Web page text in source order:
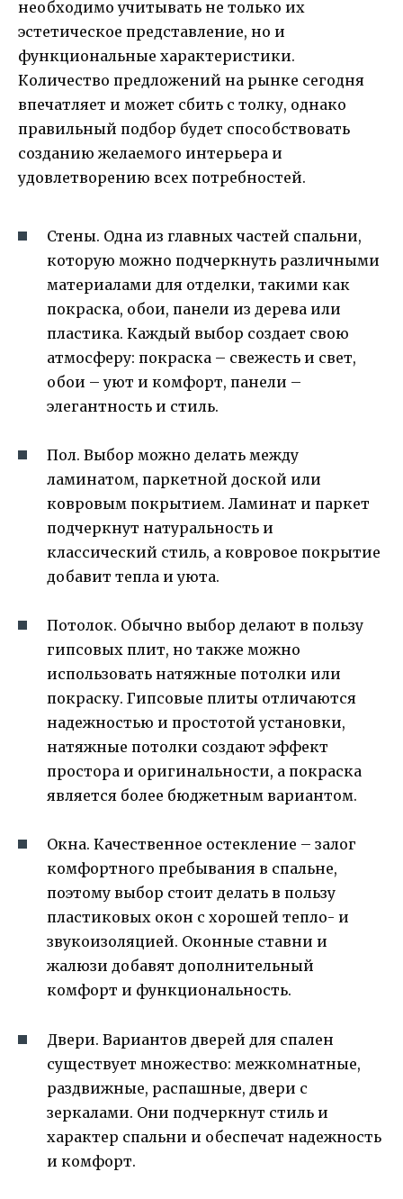
необходимо учитывать не только их
эстетическое представление, но и
функциональные характеристики.
Количество предложений на рынке сегодня
впечатляет и может сбить с толку, однако
правильный подбор будет способствовать
созданию желаемого интерьера и
удовлетворению всех потребностей.
Стены. Одна из главных частей спальни,
которую можно подчеркнуть различными
материалами для отделки, такими как
покраска, обои, панели из дерева или
пластика. Каждый выбор создает свою
атмосферу: покраска – свежесть и свет,
обои – уют и комфорт, панели –
элегантность и стиль.
Пол. Выбор можно делать между
ламинатом, паркетной доской или
ковровым покрытием. Ламинат и паркет
подчеркнут натуральность и
классический стиль, а ковровое покрытие
добавит тепла и уюта.
Потолок. Обычно выбор делают в пользу
гипсовых плит, но также можно
использовать натяжные потолки или
покраску. Гипсовые плиты отличаются
надежностью и простотой установки,
натяжные потолки создают эффект
простора и оригинальности, а покраска
является более бюджетным вариантом.
Окна. Качественное остекление – залог
комфортного пребывания в спальне,
поэтому выбор стоит делать в пользу
пластиковых окон с хорошей тепло- и
звукоизоляцией. Оконные ставни и
жалюзи добавят дополнительный
комфорт и функциональность.
Двери. Вариантов дверей для спален
существует множество: межкомнатные,
раздвижные, распашные, двери с
зеркалами. Они подчеркнут стиль и
характер спальни и обеспечат надежность
и комфорт.